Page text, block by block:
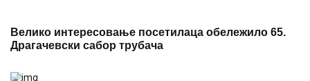
Велико интересовање посетилаца обележило 65.
Драгачевски сабор трубача